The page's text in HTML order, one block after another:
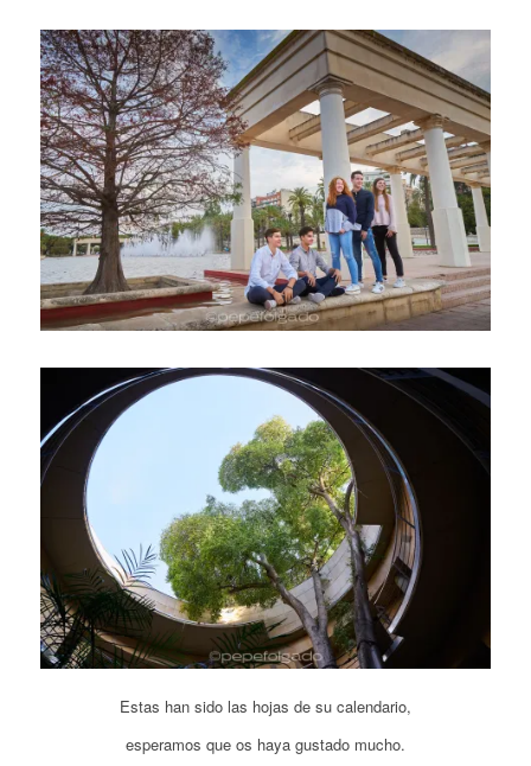
Estas han sido las hojas de su calendario,
esperamos que os haya gustado mucho.